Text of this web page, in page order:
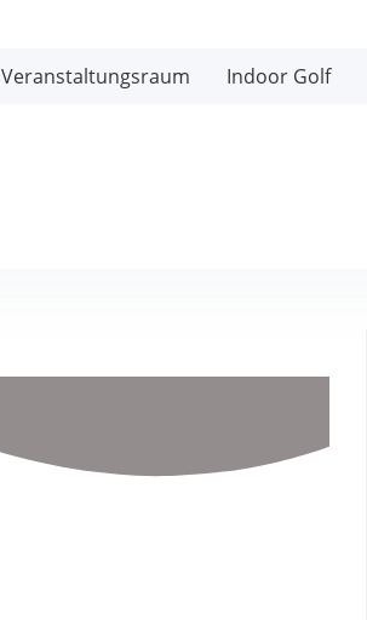
Veranstaltungsraum Indoor Golf